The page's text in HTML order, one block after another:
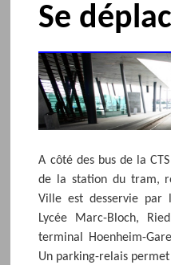
Se
A côté des bus de la
de la station du tram,
Ville est desservie
Lycée Marc-Bloch,
terminal Hoenheim-
Un parking-relais